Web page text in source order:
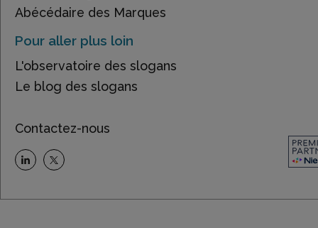
Abécédaire des Marques
Pour aller plus loin
L'observatoire des slogans
Le blog des slogans
Contactez-nous